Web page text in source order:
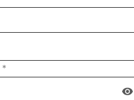
*